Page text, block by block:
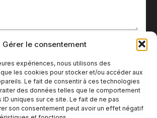
Gérer le consentement
expériences, nous utilisons des
les cookies pour stocker et/ou accéder aux
Le fait de consentir à ces technologies
des données telles que le comportement
ID uniques sur ce site. Le fait de ne pas
son consentement peut avoir un effet négatif
les termes et conditions et je
en toute sécurité conformément
de confidentialité.